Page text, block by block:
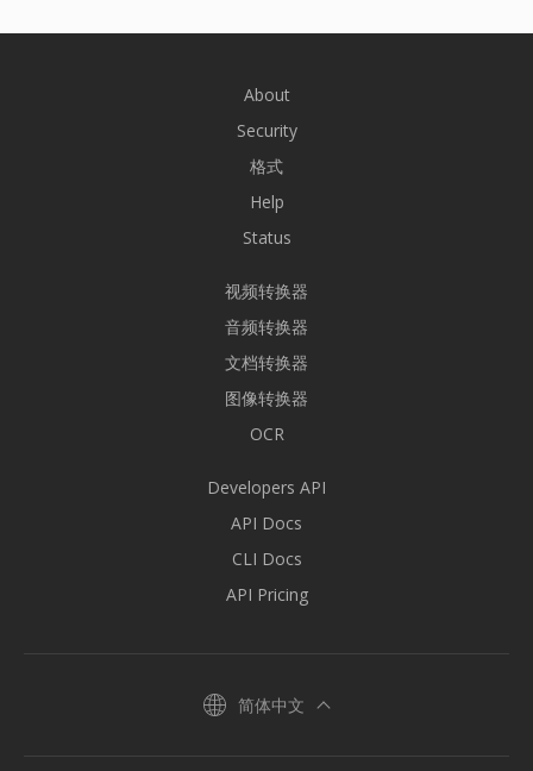
About
Security
格式
Help
Status
视频转换器
音频转换器
文档转换器
图像转换器
OCR
Developers API
API Docs
CLI Docs
API Pricing
简体中文